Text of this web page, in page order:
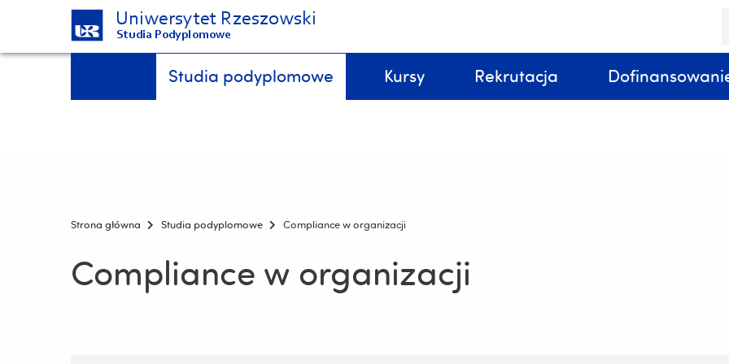
Uniwersytet Rzeszowski
Studia Podyplomowe
Menu - górna belka
Pomiń
i
Studia podyplomowe Kursy Rekrutacja
Strona główna Studia podyplomowe Compliance w organizacji
Compliance w organizacji